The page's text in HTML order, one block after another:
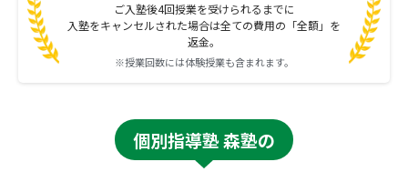
ご入塾後4回授業を受けられるまでに
入塾をキャンセルされた場合は全ての費用の「全額」を
返金。
※授業回数には体験授業も含まれます。
個別指導塾 森塾の